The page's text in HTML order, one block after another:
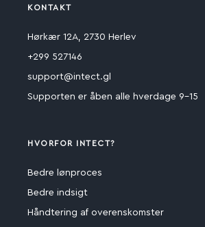
KONTAKT
Hørkær 12A, 2730 Herlev
+299 527146
support@intect.gl
Supporten er åben alle hverdage 9-15
HVORFOR INTECT?
Bedre lønproces
Bedre indsigt
Håndtering af overenskomster